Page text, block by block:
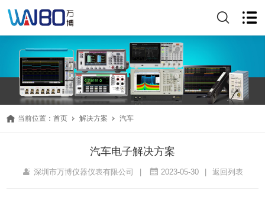
当前位置：首页 解决方案 汽车
汽车电子解决方案
深圳市万博仪器仪表有限公司 | 2023-05-30 | 返回列表